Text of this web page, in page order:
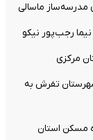
مدرسه‌ساز ماسالی
رجب‌پور نیکو
ملی شهرستان تفرش به
مسکن استان